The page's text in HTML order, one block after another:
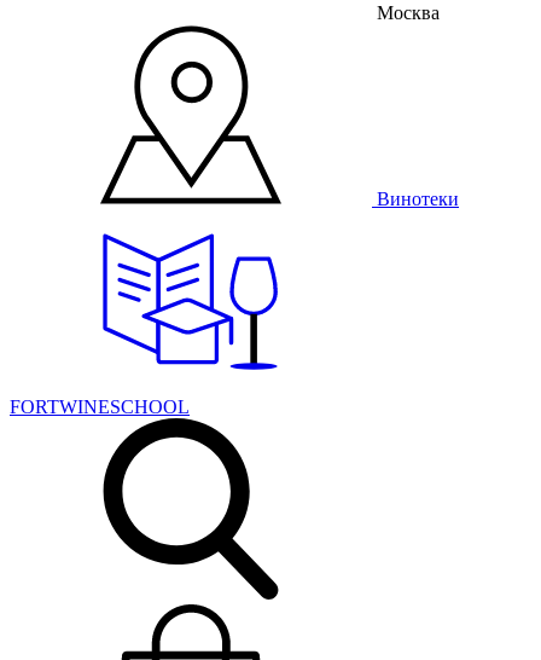
Москва
Винотеки
FORTWINESCHOOL